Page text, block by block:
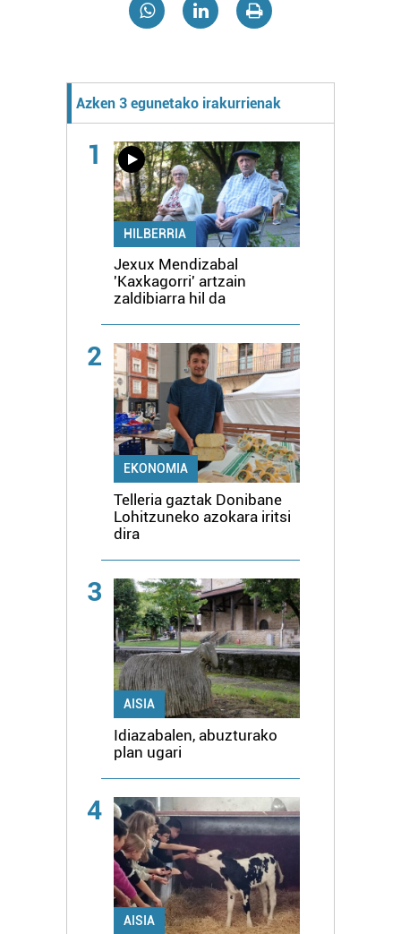
Azken 3 egunetako irakurrienak
1
HILBERRIA
Jexux Mendizabal
'Kaxkagorri' artzain
zaldibiarra hil da
2
EKONOMIA
Telleria gaztak Donibane
Lohitzuneko azokara iritsi
dira
3
AISIA
Idiazabalen, abuzturako
plan ugari
4
AISIA